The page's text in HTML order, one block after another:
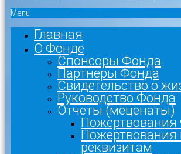
Menu
Главная
О Фонде
Спонсоры Фонда
Партнеры Фонда
Свидетельство о
Руководство Фонда
Отчеты (меценаты)
Пожертвования
Пожертвования
реквизитам